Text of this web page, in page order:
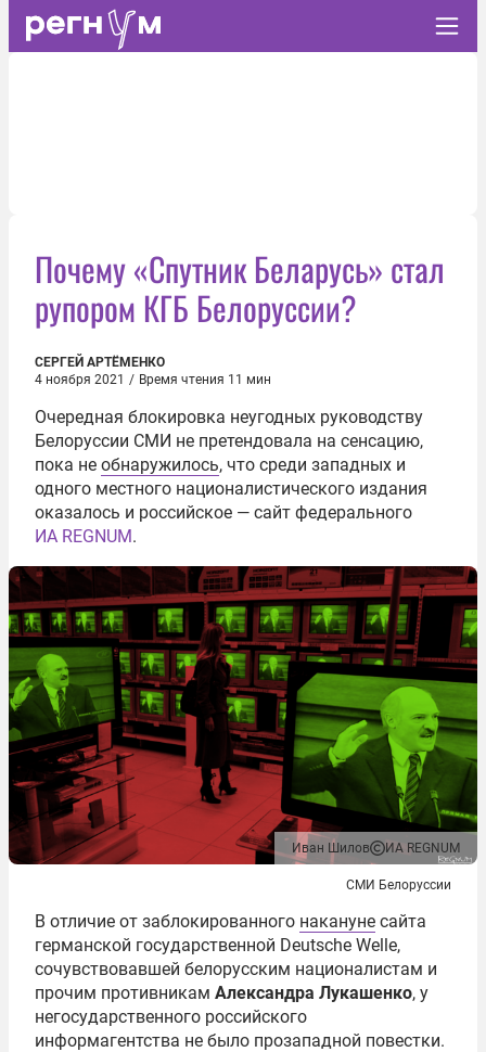
Почему «Спутник Беларусь» стал
рупором КГБ Белоруссии?
СЕРГЕЙ АРТЁМЕНКО
4 ноября 2021 / Время чтения 11 мин
Очередная блокировка неугодных руководству
Белоруссии СМИ не претендовала на сенсацию,
пока не обнаружилось, что среди западных и
одного местного националистического издания
оказалось и российское — сайт федерального
ИА REGNUM.
Иван Шилов ИА REGNUM
СМИ Белоруссии
В отличие от заблокированного накануне сайта
германской государственной Deutsche Welle,
сочувствовавшей белорусским националистам и
прочим противникам Александра Лукашенко, у
негосударственного российского
информагентства не было прозападной повестки.